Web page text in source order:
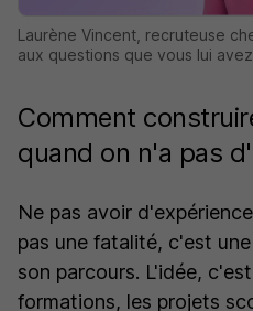
Laurène Vincent, recruteuse
aux questions que vous lui
Comment
quand on n'a pas
Ne pas avoir
pas une fatalité, c'est
son parcours. L'idée,
formations, les projets